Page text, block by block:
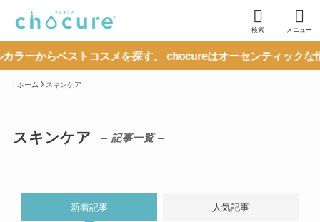
検索 メニュー
ベストコスメを探す。 chocureはオーセンティックな情報の
ホーム スキンケア
スキンケア – 記事一覧 –
新着記事 人気記事